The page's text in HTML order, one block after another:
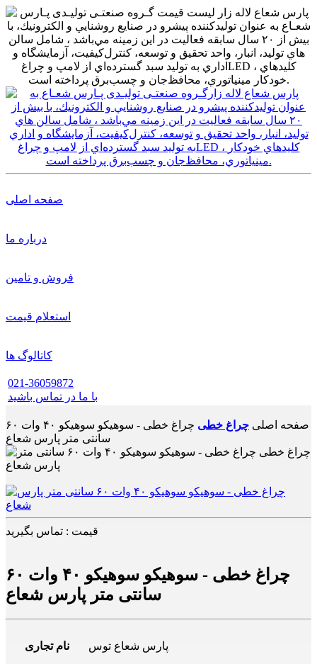
صفحه اصلی
درباره ما
فروش و تامین
استعلام قیمت
کاتالوگ ها
021-36059872
با ما در تماس باشید
صفحه اصلی چراغ خطی
چراغ خطی - سوهیکو سوهیکو ۴۰ وات ۶۰
سانتی متر پارس شعاع
قیمت : تماس بگیرید
چراغ خطی - سوهیکو سوهیکو ۴۰ وات ۶۰
سانتی متر پارس شعاع
نام تجاری پارس شعاع توس